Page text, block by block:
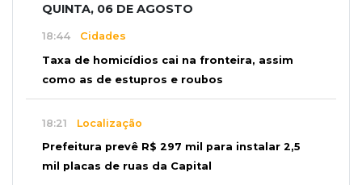
QUINTA, 06 DE AGOSTO
18:44 Cidades
Taxa de homicídios cai na fronteira, assim
como as de estupros e roubos
18:21 Localização
Prefeitura prevê R$ 297 mil para instalar 2,5
mil placas de ruas da Capital